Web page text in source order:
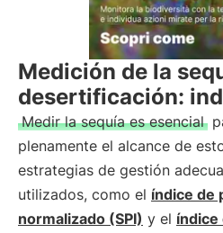
Medición de la
desertificación:
Medir la sequía es esencial
plenamente el alcance de
estrategias de gestión
utilizados, como el índice de
normalizado (SPI) y el índice